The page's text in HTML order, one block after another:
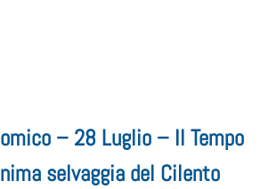
– 28 Luglio – Il Tempo
selvaggia del Cilento